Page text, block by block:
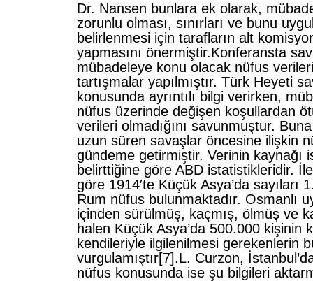
Dr. Nansen bunlara ek olarak,
zorunlu olması, sınırları ve bunu
belirlenmesi için tarafların alt
yapmasını önermiştir.Konferansta
mübadeleye konu olacak nüfus
tartışmalar yapılmıştır. Türk Heyeti
konusunda ayrıntılı bilgi verirken,
nüfus üzerinde değişen koşullardan
verileri olmadığını savunmuştur.
uzun süren savaşlar öncesine ilişkin
gündeme getirmiştir. Verinin kaynağı
belirttiğine göre ABD istatistikleridir.
göre 1914′te Küçük Asya’da sayıları
Rum nüfus bulunmaktadır. Osmanlı
içinden sürülmüş, kaçmış, ölmüş ve
halen Küçük Asya’da 500.000 kişinin
kendileriyle ilgilenilmesi gerekenlerin
vurgulamıştır[7].L. Curzon,
nüfus konusunda ise şu bilgileri